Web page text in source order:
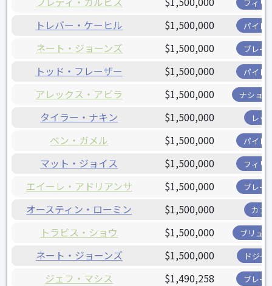
フィリ
トレバー・ケーヒル $1,500,000 パイレ
ネート・ジョーンズ $1,500,000 ブレー
トッド・フレーザー $1,500,000 パイレ
アレックス・アビラ $1,500,000 ナショ
タイラー・ナキン $1,500,000 レッ
ベン・ガメル $1,500,000 パイレ
マット・ジョイス $1,500,000 フィリ
エイーレ・アドリアンサ $1,500,000 ブレー
オースティン・ローミン $1,500,000 カブ
トラビス・ショウ $1,500,000 ブリュ
ネート・ジョーンズ $1,500,000 ドジャ
ジェフ・マシス $1,490,258 ブレー